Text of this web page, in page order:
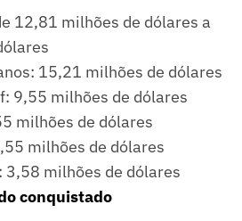
12,81 milhões de dólares a
15,21 milhões de dólares
9,55 milhões de dólares
milhões de dólares
milhões de dólares
3,58 milhões de dólares
conquistado